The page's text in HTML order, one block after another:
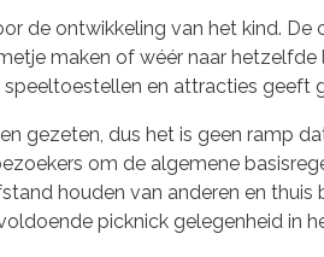
de ontwikkeling van het kind.
maken of wéér naar
en attracties geeft
gezeten, dus het is geen ramp
om de algemene
houden van anderen en
picknick gelegenheid in